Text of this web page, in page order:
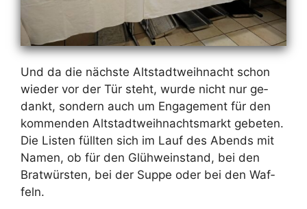
Und da die nächs­te Alt­stadt­weih­nacht schon
wie­der vor der Tür steht, wur­de nicht nur ge­
dankt, son­dern auch um En­ga­ge­ment für den
kom­men­den Alt­stadt­weih­nachts­markt ge­be­ten.
Die Lis­ten füll­ten sich im Lauf des Abends mit
Na­men, ob für den Glüh­wein­stand, bei den
Brat­würs­ten, bei der Sup­pe oder bei den Waf­
feln.